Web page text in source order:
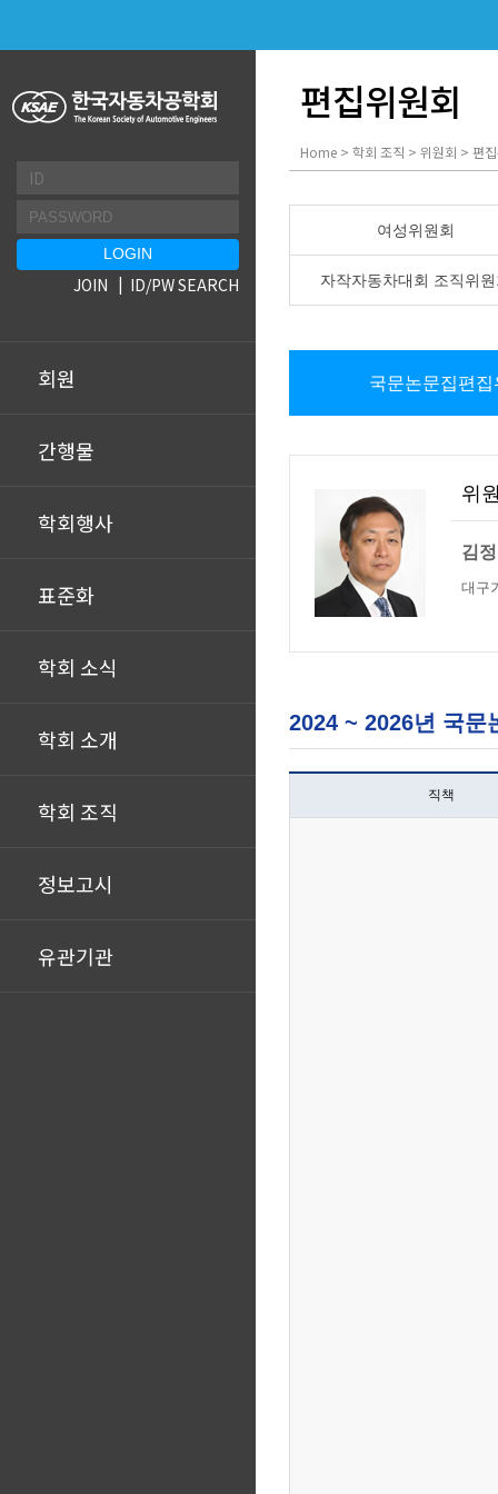
회원
간행물
학회행사
표준화
학회 소식
학회 소개
학회 조직
정보고시
유관기관
JOIN ID/PW SEARCH
편집위원회
Home > 학회 조직 > 위원회 > 편
여성위원회
자작자동차대회 조직위
국문논문집편집
위
김
대구
2024 ~ 2026년 국문
직책